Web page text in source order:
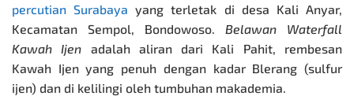
percutian Surabaya yang terletak di desa Kali Anyar,
Kecamatan Sempol, Bondowoso. Belawan Waterfall
Kawah Ijen adalah aliran dari Kali Pahit, rembesan
Kawah Ijen yang penuh dengan kadar Blerang (sulfur
ijen) dan di kelilingi oleh tumbuhan makademia.